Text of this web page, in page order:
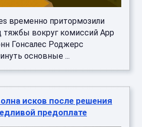
временно притормозили
тяжбы вокруг комиссий App
Гонсалес Роджерс
основные ...
исков после решения
предоплате